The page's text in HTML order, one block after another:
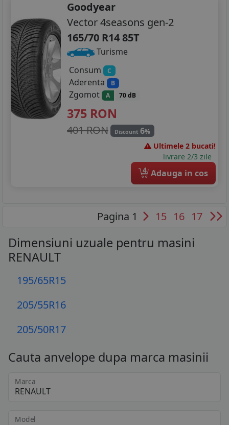
Goodyear
Vector 4seasons gen-2
165/70 R14 85T
Turisme
Consum
C
Aderenta B
Zgomot A 70 dB
375 RON
401 RON Discount 6%
Ultimele 2 bucati!
livrare 2/3 zile
4 Adauga in cos
Pagina 1 15 16 17
Dimensiuni uzuale pentru masini
RENAULT
195/65R15
205/55R16
205/50R17
Cauta anvelope dupa marca masinii
Marca
Model